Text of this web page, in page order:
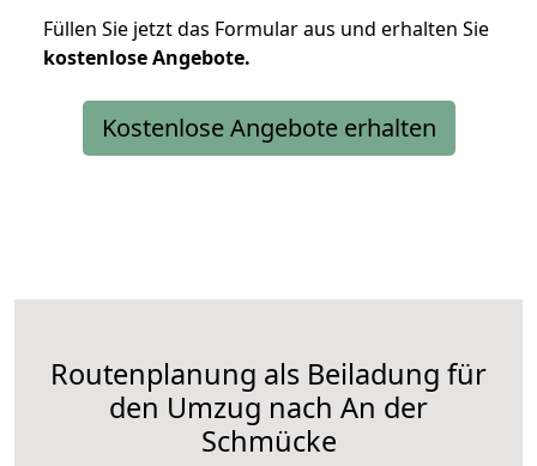
Füllen Sie jetzt das Formular aus und erhalten Sie
kostenloseAngebote.
Kostenlose Angebote erhalten
Routenplanung als Beiladung für
den Umzug nach An der
Schmücke